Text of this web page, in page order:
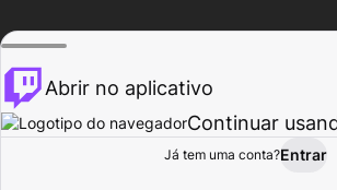
Procurar Atividade
Abrir no aplicativo
Continuar
Já tem uma conta?Entrar